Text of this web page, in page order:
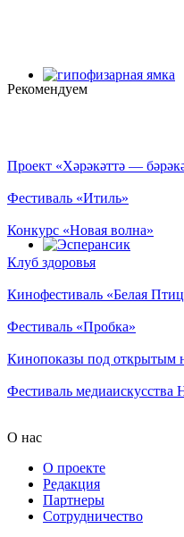
Рекомендуем
Проект «Хәрәкәттә —
Фестиваль «Итиль»
Конкурс «Новая волна»
Клуб здоровья
Кинофестиваль «Белая
Фестиваль «Пробка»
Кинопоказы под открытым
Фестиваль медиаискусства
О нас
О проекте
Редакция
Партнеры
Сотрудничество